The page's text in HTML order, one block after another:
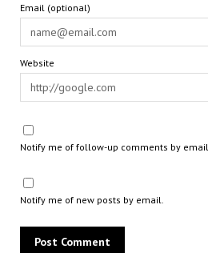
Email (optional)
Website
Notify me of follow-up comments by email.
Notify me of new posts by email.